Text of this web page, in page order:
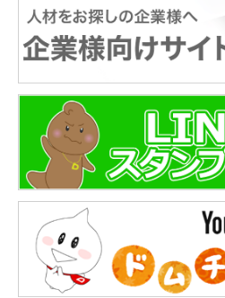
2025年07月22日
≪メディア掲載≫ユニークキャリア株
人キャリア協会にドム求人ナビが紹介